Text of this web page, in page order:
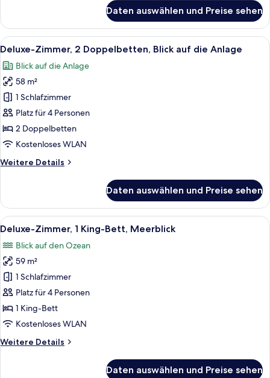
Suite
Daten auswählen und Preise sehen
Alle
Fotos
für
Deluxe-
Zimmer,
2 Doppelbetten,
Blick
auf
Anlage
Ein modernes Hotelzimmer mit Bett,
6
Deluxe-Zimmer, 2 Doppelbetten, Blick auf die Anlage
Blick auf die Anlage
58 m²
1 Schlafzimmer
Platz für 4 Personen
2 Doppelbetten
Kostenloses WLAN
Weitere Details
Weitere
Zimmer,
2 Doppelbetten,
Blick
die
Anlage
Daten auswählen und Preise sehen
Alle
Fotos
für
Deluxe-
Zimmer,
1 King-
Bett,
Meerblick
Ein modernes Hotelzimmer mit
6
Deluxe-Zimmer, 1 King-Bett, Meerblick
Blick auf den Ozean
59 m²
1 Schlafzimmer
Platz für 4 Personen
1 King-Bett
Kostenloses WLAN
Weitere Details
Weitere
Daten auswählen und Preise sehen